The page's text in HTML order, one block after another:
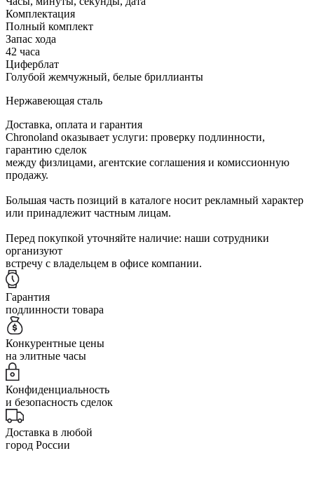
Комплектация
Полный комплект
Запас хода
42 часа
Циферблат
Голубой жемчужный, белые бриллианты
Нержавеющая сталь
Доставка, оплата и гарантия
Chronoland оказывает услуги: проверку подлинности,
гарантию сделок
между физлицами, агентские соглашения и комиссионную
продажу.
Большая часть позиций в каталоге носит рекламный характер
или принадлежит частным лицам.
Перед покупкой уточняйте наличие: наши сотрудники
организуют
встречу с владельцем в офисе компании.
Гарантия
подлинности товара
Конкурентные цены
на элитные часы
Конфиденциальность
и безопасность сделок
Доставка в любой
город России